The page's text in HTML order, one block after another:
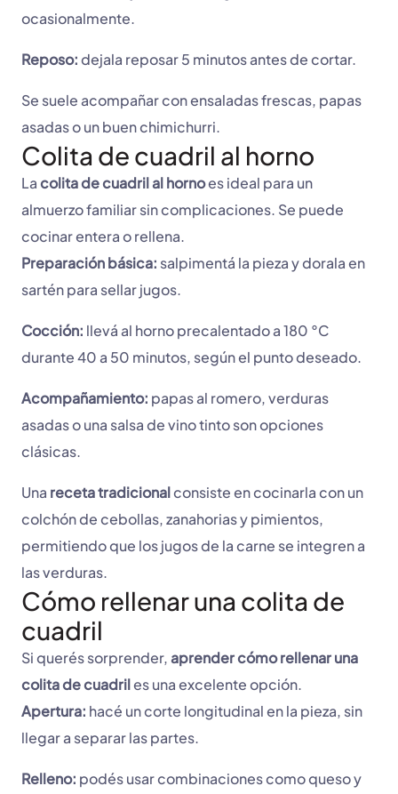
ocasionalmente.
Reposo:dejala reposar 5 minutos antes de cortar.
Se suele acompañar con ensaladas frescas, papas
asadas o un buen chimichurri.
Colita de cuadril al horno
Lacolita de cuadril al hornoes ideal para un
almuerzo familiar sin complicaciones. Se puede
cocinar entera o rellena.
Preparación básica: salpimentá la pieza y dorala en
sartén para sellar jugos.
Cocción: llevá al horno precalentado a 180 °C
durante 40 a 50 minutos, según el punto deseado.
Acompañamiento: papas al romero, verduras
asadas o una salsa de vino tinto son opciones
clásicas.
Una receta tradicionalconsiste en cocinarla con un
colchón de cebollas, zanahorias y pimientos,
permitiendo que los jugos de la carne se integren a
las verduras.
Cómo rellenar una colita de
cuadril
Si querés sorprender,aprender cómo rellenar una
colita de cuadriles una excelente opción.
Apertura: hacé un corte longitudinal en la pieza, sin
llegar a separar las partes.
Relleno: podés usar combinaciones como queso y